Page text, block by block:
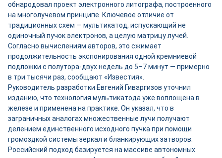
обнародовал проект электронного литографа, построенного
на многолучевом принципе. Ключевое отличие от
традиционных схем — мультикатод, испускающий не
одиночный пучок электронов, а целую матрицу лучей.
Согласно вычислениям авторов, это сжимает
продолжительность экспонирования одной кремниевой
подложки с полутора-двух недель до 5–7 минут — примерно
в три тысячи раз, сообщают «Известия».
Руководитель разработки Евгений Гиваргизов уточнил
изданию, что технология мультикатода уже воплощена в
железе и применена на практике. Он указал, что в
заграничных аналогах множественные лучи получают
делением единственного исходного пучка при помощи
громоздкой системы зеркал и бланкирующих затворов.
Российский подход базируется на массиве автономных